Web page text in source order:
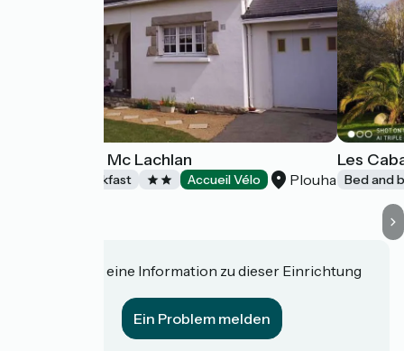
Bill et Helen Mc Lachlan
Bed and breakfast Accueil Vélo Plouha
Les
Bed and
Haben Sie eine Information zu dieser Einrichtung
Ein Problem melden